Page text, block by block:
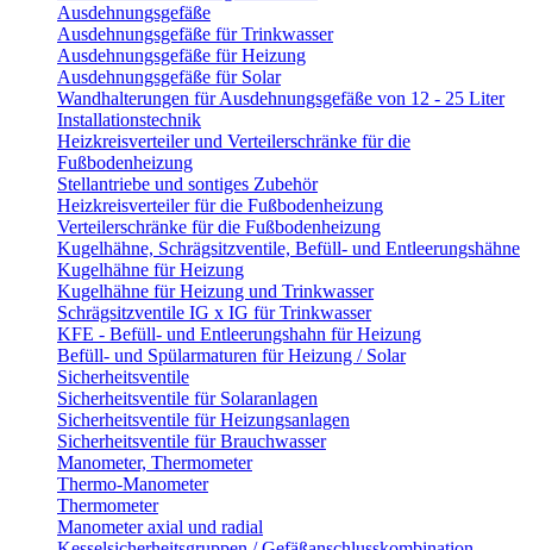
Ausdehnungsgefäße
Ausdehnungsgefäße für Trinkwasser
Ausdehnungsgefäße für Heizung
Ausdehnungsgefäße für Solar
Wandhalterungen für Ausdehnungsgefäße von 12 - 25 Liter
Installationstechnik
Heizkreisverteiler und Verteilerschränke für die
Fußbodenheizung
Stellantriebe und sontiges Zubehör
Heizkreisverteiler für die Fußbodenheizung
Verteilerschränke für die Fußbodenheizung
Kugelhähne, Schrägsitzventile, Befüll- und Entleerungshähne
Kugelhähne für Heizung
Kugelhähne für Heizung und Trinkwasser
Schrägsitzventile IG x IG für Trinkwasser
KFE - Befüll- und Entleerungshahn für Heizung
Befüll- und Spülarmaturen für Heizung / Solar
Sicherheitsventile
Sicherheitsventile für Solaranlagen
Sicherheitsventile für Heizungsanlagen
Sicherheitsventile für Brauchwasser
Manometer, Thermometer
Thermo-Manometer
Thermometer
Manometer axial und radial